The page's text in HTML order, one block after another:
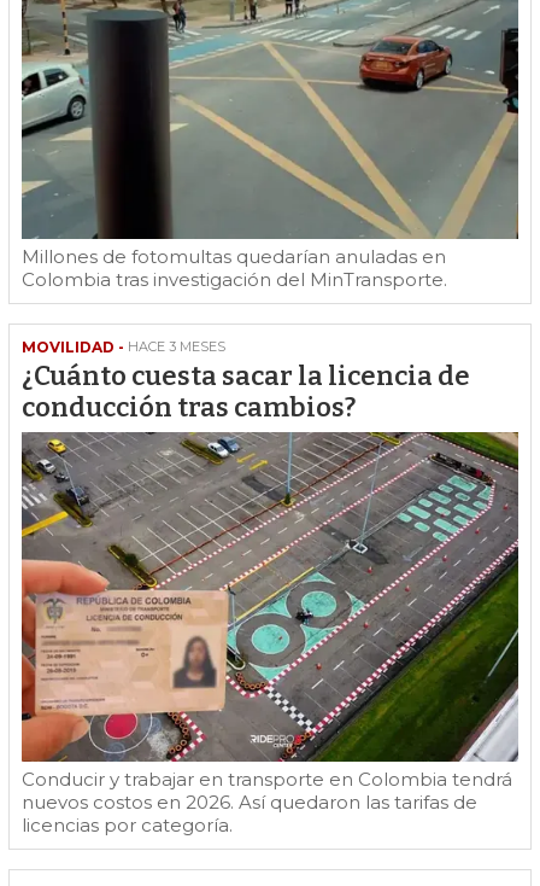
Millones de fotomultas quedarían anuladas en
Colombia tras investigación del MinTransporte.
MOVILIDAD - HACE 3 MESES
¿Cuánto cuesta sacar la licencia de
conducción tras cambios?
Conducir y trabajar en transporte en Colombia tendrá
nuevos costos en 2026. Así quedaron las tarifas de
licencias por categoría.